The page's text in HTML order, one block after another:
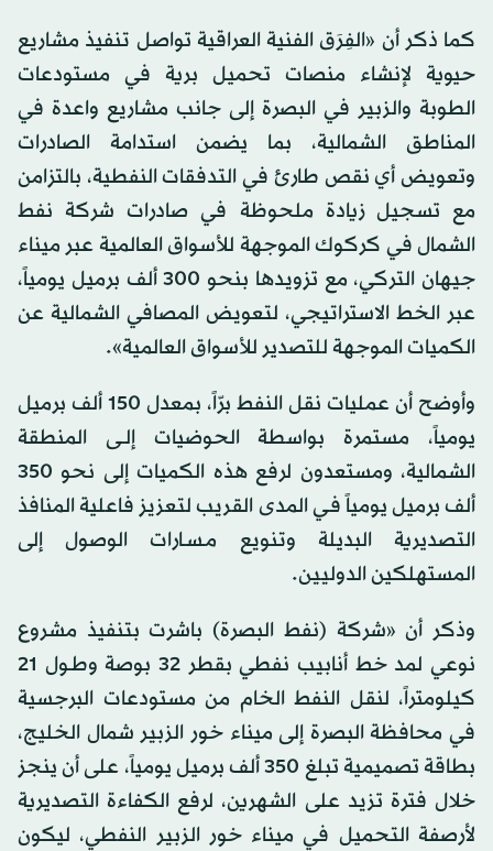
كما ذكر أن «الفِرَق الفنية العراقية تواصل تنفيذ مشاريع
حيوية لإنشاء منصات تحميل برية في مستودعات
الطوبة والزبير في البصرة إلى جانب مشاريع واعدة في
المناطق الشمالية، بما يضمن استدامة الصادرات
وتعويض أي نقص طارئ في التدفقات النفطية، بالتزامن
مع تسجيل زيادة ملحوظة في صادرات شركة نفط
الشمال في كركوك الموجهة للأسواق العالمية عبر ميناء
جيهان التركي، مع تزويدها بنحو 300 ألف برميل يومياً،
عبر الخط الاستراتيجي، لتعويض المصافي الشمالية عن
الكميات الموجهة للتصدير للأسواق العالمية».
وأوضح أن عمليات نقل النفط برّاً، بمعدل 150 ألف برميل
يومياً، مستمرة بواسطة الحوضيات إلــى المنطقة
الشمالية، ومستعدون لرفع هذه الكميات إلى نحو 350
ألف برميل يومياً فـي المدى القريب لتعزيز فاعلية المنافذ
التصديرية البديلة وتنويع مـسـارات الوصول إلى
المستهلكين الدوليين.
وذكر أن «شركة (نفط البصرة) باشرت بتنفيذ مشروع
نوعي لمد خط أنابيب نفطي بقطر 32 بوصة وطـول 21
كيلومتراً، لنقل النفط الخام من مستودعات البرجسية
في محافظة البصرة إلى ميناء خور الزبير شمال الخليج،
بطاقة تصميمية تبلغ 350 ألف برميل يومياً، على أن ينجز
خلال فترة تزيد على الشهرين، لرفع الكفاءة التصديرية
لأرصفة التحميل في ميناء خور الزبير النفطي، ليكون